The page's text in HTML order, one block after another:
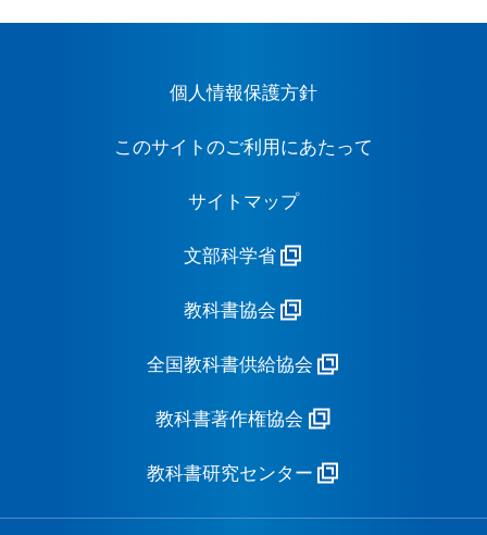
個人情報保護方針
このサイトのご利用にあたって
サイトマップ
文部科学省
教科書協会
全国教科書供給協会
教科書著作権協会
教科書研究センター